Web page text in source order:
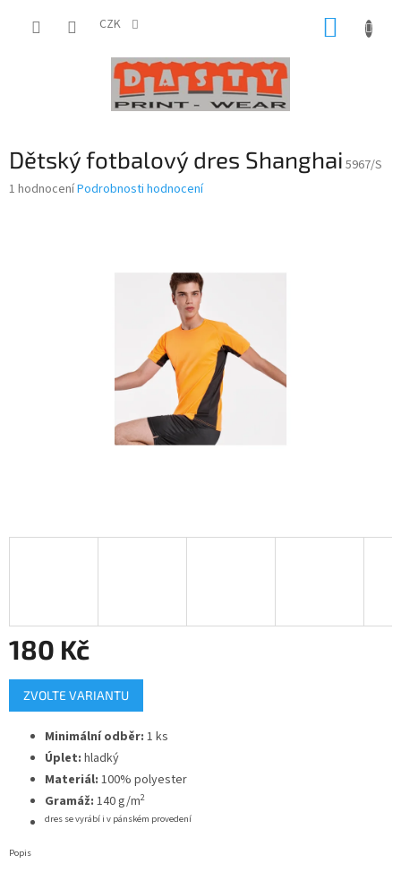
CZK
Dětský fotbalový dres Shanghai 5967/S
Průměrné
1 hodnoceníPodrobnosti hodnocení
180 Kč
Měrná
cena:
ZVOLTE VARIANTU
Minimální odběr: 1 ks
Úplet: hladký
Materiál: 100% polyester
Gramáž: 140 g/m2
dres se vyrábí i v pánském provedení
Popis